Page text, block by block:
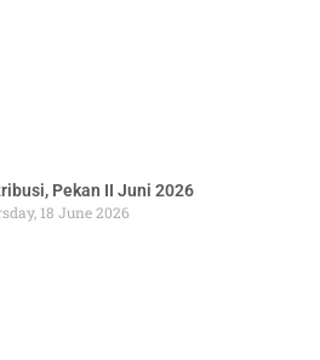
Pekan II Juni 2026
18 June 2026